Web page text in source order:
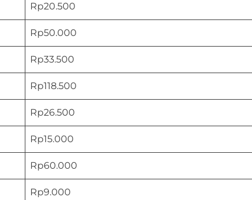
Rp20.500
Rp50.000
Rp33.500
Rp118.500
Rp26.500
Rp15.000
Rp60.000
Rp9.000